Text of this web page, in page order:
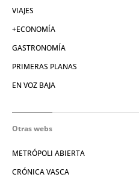
VIAJES
+ECONOMÍA
GASTRONOMÍA
PRIMERAS PLANAS
EN VOZ BAJA
Otras webs
METRÓPOLI ABIERTA
CRÓNICA VASCA